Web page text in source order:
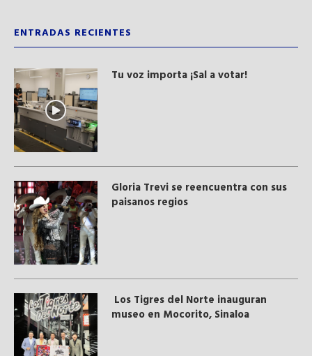
ENTRADAS RECIENTES
Tu voz importa ¡Sal a votar!
Gloria Trevi se reencuentra con sus
paisanos regios
Los Tigres del Norte inauguran
museo en Mocorito, Sinaloa